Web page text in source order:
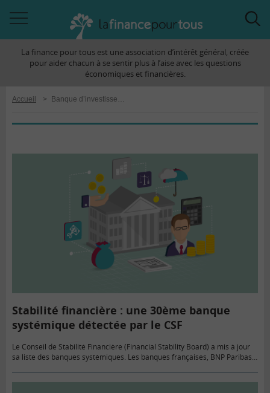
àLa finance pour tous est une association d’intérêt général, créée
pour aider chacun à se sentir plus à l’aise avec les questions
économiques et financières.
Accueil > Banque d’investissement
Stabilité financière : une 30ème banque
systémique détectée par le CSF
Le Conseil de Stabilité Financière (Financial Stability Board) a mis à jour
sa liste des banques systémiques. Les banques françaises, BNP Paribas,